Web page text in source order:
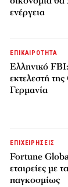
ενέργεια
ΕΠΙΚΑΙΡΟΤΗΤΑ
Ελληνικό
εκτελεστή
Γερμανία
ΕΠΙΧΕΙΡΗΣΕΙΣ
Fortune
εταιρείες με
παγκοσμίως